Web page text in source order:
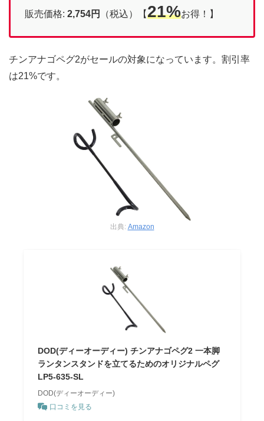
販売価格: 2,754円 （税込）【21%お得！】
チンアナゴペグ2がセールの対象になっています。割引率
は21%です。
出典: Amazon
DOD(ディーオーディー) チンアナゴペグ2 一本脚
ランタンスタンドを立てるためのオリジナルペグ
LP5-635-SL
DOD(ディーオーディー)
口コミを見る